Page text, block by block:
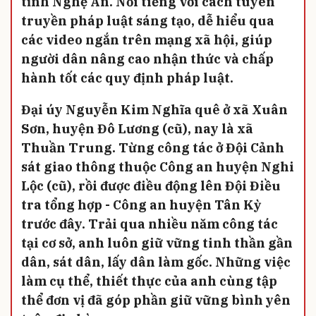
truyền pháp luật sáng tạo, dễ hiểu qua
các video ngắn trên mạng xã hội, giúp
người dân nâng cao nhận thức và chấp
hành tốt các quy định pháp luật.
Đại úy Nguyễn Kim Nghĩa quê ở xã Xuân
Sơn, huyện Đô Lương (cũ), nay là xã
Thuần Trung. Từng công tác ở Đội Cảnh
sát giao thông thuộc Công an huyện Nghi
Lộc (cũ), rồi được điều động lên Đội Điều
tra tổng hợp - Công an huyện Tân Kỳ
trước đây. Trải qua nhiều năm công tác
tại cơ sở, anh luôn giữ vững tinh thần gần
dân, sát dân, lấy dân làm gốc. Những việc
làm cụ thể, thiết thực của anh cùng tập
thể đơn vị đã góp phần giữ vững bình yên